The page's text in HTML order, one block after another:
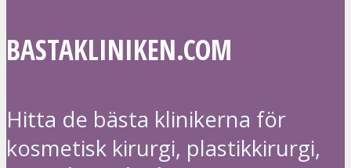
BASTAKLINIKEN.COM
Hitta de bästa klinikerna för
kosmetisk kirurgi, plastikkirurgi,